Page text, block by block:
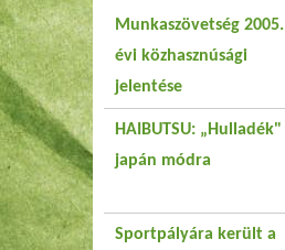
Munkaszövetség 2005.
évi közhasznúsági
jelentése
HAIBUTSU: „Hulladék"
japán módra
Sportpályára került a